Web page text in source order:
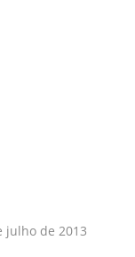
julho de 2013